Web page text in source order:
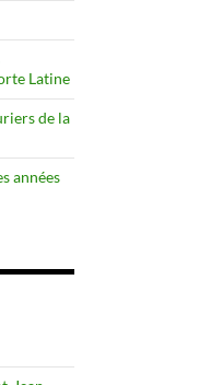
Latine
de la
années